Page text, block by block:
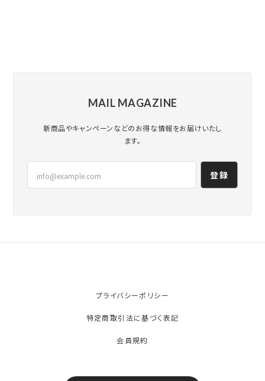
MAIL MAGAZINE
新商品やキャンペーンなどのお得な情報をお届けいたし
ます。
登録
プライバシーポリシー
特定商取引法に基づく表記
会員規約